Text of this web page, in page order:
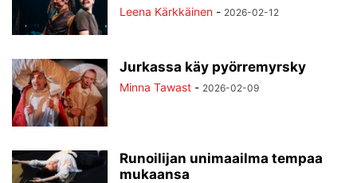
Leena Kärkkäinen - 2026-02-12
Jurkassa käy pyörremyrsky
Minna Tawast - 2026-02-09
Runoilijan unimaailma tempaa
mukaansa